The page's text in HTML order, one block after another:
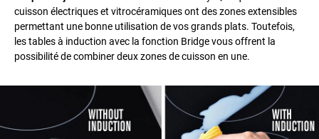
cuisson électriques et vitrocéramiques ont des zones extensibles
permettant une bonne utilisation de vos grands plats. Toutefois,
les tables à induction avec la fonction Bridge vous offrent la
possibilité de combiner deux zones de cuisson en une.